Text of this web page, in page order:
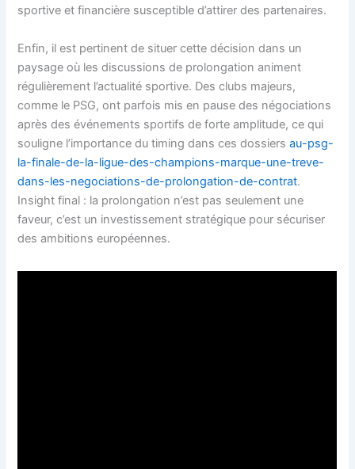
sportive et financière susceptible d’attirer des partenaires.
Enfin, il est pertinent de situer cette décision dans un
paysage où les discussions de prolongation animent
régulièrement l’actualité sportive. Des clubs majeurs,
comme le PSG, ont parfois mis en pause des négociations
après des événements sportifs de forte amplitude, ce qui
souligne l’importance du timing dans ces dossiersau-psg-
la-finale-de-la-ligue-des-champions-marque-une-treve-
dans-les-negociations-de-prolongation-de-contrat.
Insight final : la prolongation n’est pas seulement une
faveur, c’est un investissement stratégique pour sécuriser
des ambitions européennes.